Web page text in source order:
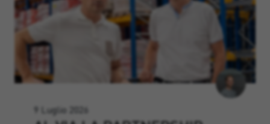
9 Luglio 2026